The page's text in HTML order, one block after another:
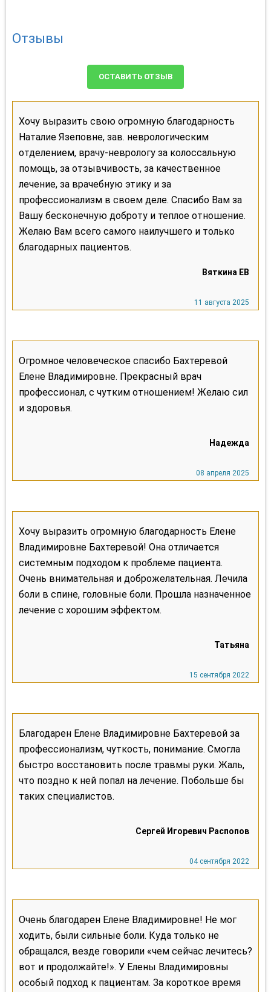
Отзывы
ОСТАВИТЬ ОТЗЫВ
Хочу выразить свою огромную благодарность
Наталие Язеповне, зав. неврологическим
отделением, врачу-неврологу за колоссальную
помощь, за отзывчивость, за качественное
лечение, за врачебную этику и за
профессионализм в своем деле. Спасибо Вам за
Вашу бесконечную доброту и теплое отношение.
Желаю Вам всего самого наилучшего и только
благодарных пациентов.
Огромное человеческое спасибо Бахтеревой
Елене Владимировне. Прекрасный врач
профессионал, с чутким отношением! Желаю сил
и здоровья.
Хочу выразить огромную благодарность Елене
Владимировне Бахтеревой! Она отличается
системным подходом к проблеме пациента.
Очень внимательная и доброжелательная. Лечила
боли в спине, головные боли. Прошла назначенное
лечение с хорошим эффектом.
Благодарен Елене Владимировне Бахтеревой за
профессионализм, чуткость, понимание. Смогла
быстро восстановить после травмы руки. Жаль,
что поздно к ней попал на лечение. Побольше бы
таких специалистов.
Очень благодарен Елене Владимировне! Не мог
ходить, были сильные боли. Куда только не
обращался, везде говорили «чем сейчас лечитесь?
вот и продолжайте!». У Елены Владимировны
особый подход к пациентам. За короткое время